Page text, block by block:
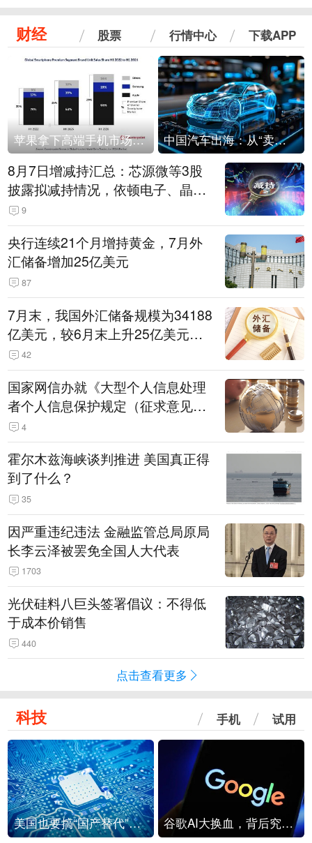
财经 股票 行情中心 下载APP
苹果拿下高端手机市场65%的份额：iPhone 17系列功不可没 中国汽车出海：从“卖出去”到“走进去”
8月7日增减持汇总：芯源微等3股
披露拟减持情况，依顿电子、晶华
微拟增持（表）
9
央行连续21个月增持黄金，7月外
汇储备增加25亿美元
87
7月末，我国外汇储备规模为34188
亿美元，较6月末上升25亿美元，
升幅为0.07%
42
国家网信办就《大型个人信息处理
者个人信息保护规定（征求意见
稿）》公开征求意见
4
霍尔木兹海峡谈判推进 美国真正得
到了什么？
35
因严重违纪违法 金融监管总局原局
长李云泽被罢免全国人大代表
1703
光伏硅料八巨头签署倡议：不得低
于成本价销售
440
点击查看更多
科技 手机 试用
美国也要搞“国产替代”？先算清三笔账 谷歌AI大换血，背后究竟发生了什么？